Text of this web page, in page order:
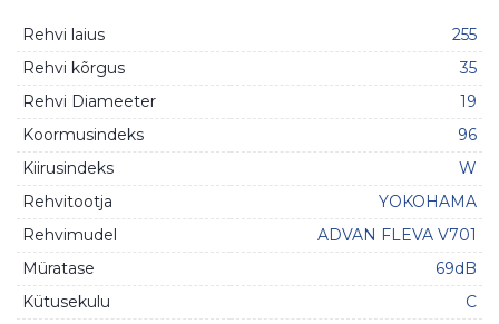
Rehvi laius
255
Rehvi kõrgus
35
Rehvi Diameeter
19
Koormusindeks
96
Kiirusindeks
W
Rehvitootja
YOKOHAMA
Rehvimudel
ADVAN FLEVA V701
Müratase
69dB
Kütusekulu
C